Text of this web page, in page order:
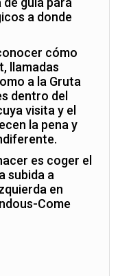
a donde
cómo
llamadas
a la Gruta
dentro del
visita y el
la pena y
es coger el
subida a
en
Come